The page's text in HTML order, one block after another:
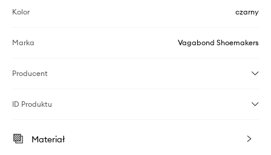
Kolor czarny
Marka Vagabond Shoemakers
Producent
ID Produktu
Materiał